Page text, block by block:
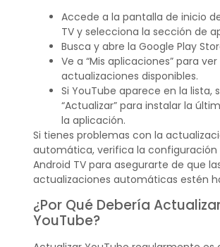
Accede a la pantalla de inicio
TV y selecciona la sección de
Busca y abre la Google Play
Ve a “Mis aplicaciones” para ver
actualizaciones disponibles.
Si YouTube aparece en la lista,
“Actualizar” para instalar la
la aplicación.
Si tienes problemas con la
automática, verifica la configuración
Android TV para asegurarte de que
actualizaciones automáticas estén
¿Por Qué Debería
YouTube?